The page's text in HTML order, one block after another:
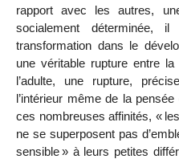
rapport avec les autres,
socialement déterminée,
transformation dans le
unevéritable rupture entre
l’adulte, une rupture,
l’intérieur même de la pensée
ces nombreuses affinités, «
ne se superposent pas
sensible» à leurs petites